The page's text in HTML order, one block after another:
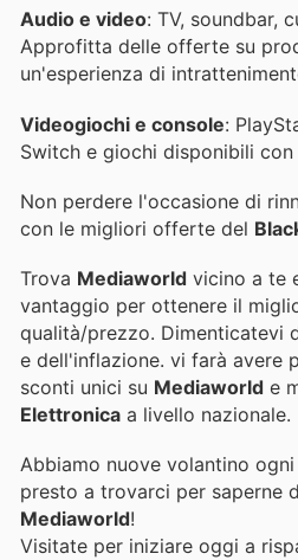
Audio e video: TV, soundbar,
Approfitta delle offerte su
un'esperienza di
Videogiochi e console:
Switch e giochi disponibili
Non perdere l'occasione di
con le migliori offerte del
Trova Mediaworld vicino a te
vantaggio per ottenere il
qualità/prezzo. Dimenticatevi
e dell'inflazione. vi farà avere
sconti unici su Mediaworld e
Elettronica a livello nazionale.
Abbiamo nuove volantino
presto a trovarci per saperne
Mediaworld!
Visitate per iniziare oggi a